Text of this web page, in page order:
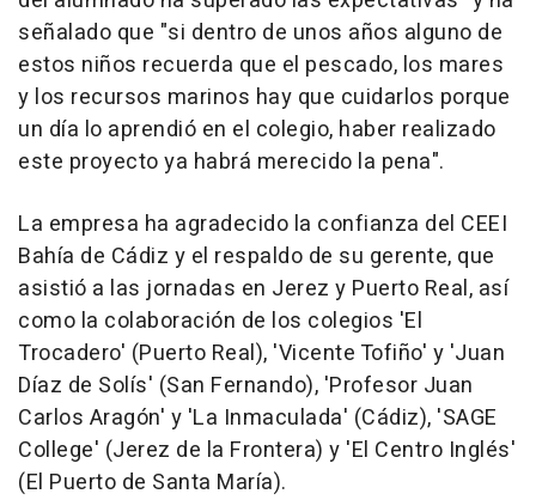
señalado que "si dentro de unos años alguno de
estos niños recuerda que el pescado, los mares
y los recursos marinos hay que cuidarlos porque
un día lo aprendió en el colegio, haber realizado
este proyecto ya habrá merecido la pena".
La empresa ha agradecido la confianza del CEEI
Bahía de Cádiz y el respaldo de su gerente, que
asistió a las jornadas en Jerez y Puerto Real, así
como la colaboración de los colegios 'El
Trocadero' (Puerto Real), 'Vicente Tofiño' y 'Juan
Díaz de Solís' (San Fernando), 'Profesor Juan
Carlos Aragón' y 'La Inmaculada' (Cádiz), 'SAGE
College' (Jerez de la Frontera) y 'El Centro Inglés'
(El Puerto de Santa María).